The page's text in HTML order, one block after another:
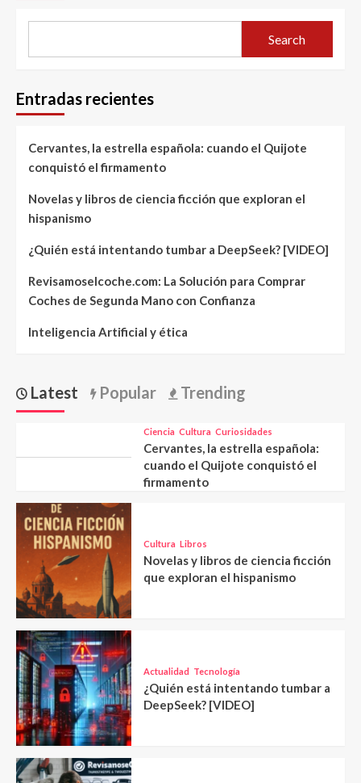
Search
Entradas recientes
Cervantes, la estrella española: cuando el Quijote
conquistó el firmamento
Novelas y libros de ciencia ficción que exploran el
hispanismo
¿Quién está intentando tumbar a DeepSeek? [VIDEO]
Revisamoselcoche.com: La Solución para Comprar
Coches de Segunda Mano con Confianza
Inteligencia Artificial y ética
Latest Popular Trending
Ciencia Cultura Curiosidades
Cervantes, la estrella española:
cuando el Quijote conquistó el
firmamento
Cultura Libros
Novelas y libros de ciencia ficción
que exploran el hispanismo
Actualidad Tecnología
¿Quién está intentando tumbar a
DeepSeek? [VIDEO]